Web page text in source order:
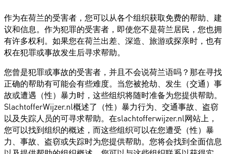
作为在荷兰的受害者，您可以从各个组织获取免费的帮助、建
议和信息。作为犯罪的受害者，即使您不是荷兰居民，您也拥
有许多权利。如果您在荷兰出差、深造、旅游或探亲时，也有
权在犯罪或事故发生后寻求帮助。
您曾是犯罪或事故的受害者，并且不会说荷兰语吗？那在寻找
正确的帮助有可能会有些难度。当您被抢劫、发生（交通）事
故或遭遇（性）暴力时，这些组织将随时准备为您提供帮助。
SlachtofferWijzer.nl概述了（性）暴力行为、交通事故、盗窃
以及失踪人员的可寻求帮助。在slachtofferwijzer.nl网站上，
您可以找到组织的概述，而这些组织可以在您遭受（性）暴
力、事故、盗窃或失踪时为您提供帮助。您将会找到全面信息